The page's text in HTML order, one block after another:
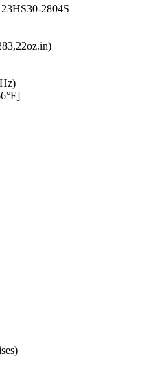
2804S